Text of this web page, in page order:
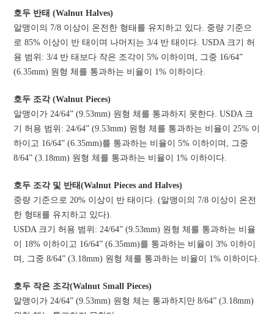
호두 반태 (Walnut Halves)
알맹이의 7/8 이상이 온전한 형태를 유지하고 있다. 중량 기준으
로 85% 이상이 반 태이며 나머지는 3/4 반 태이다. USDA 크기 허
용 범위: 3/4 반 태보다 작은 조각이 5% 이하이며, 그중 16/64”
(6.35mm) 원형 체를 통과하는 비율이 1% 이하이다.
호두 조각 (Walnut Pieces)
알맹이가 24/64” (9.53mm) 원형 체를 통과하지 못한다. USDA 크
기 허용 범위: 24/64” (9.53mm) 원형 체를 통과하는 비율이 25% 이
하이고 16/64” (6.35mm)를 통과하는 비율이 5% 이하이며, 그중
8/64” (3.18mm) 원형 체를 통과하는 비율이 1% 이하이다.
호두 조각 및 반태(Walnut Pieces and Halves)
중량 기준으로 20% 이상이 반 태이다. (알맹이의 7/8 이상이 온전
한 형태를 유지하고 있다).
USDA 크기 허용 범위: 24/64” (9.53mm) 원형 체를 통과하는 비율
이 18% 이하이고 16/64” (6.35mm)를 통과하는 비율이 3% 이하이
며, 그중 8/64” (3.18mm) 원형 체를 통과하는 비율이 1% 이하이다.
호두 작은 조각(Walnut Small Pieces)
알맹이가 24/64” (9.53mm) 원형 체는 통과하지만 8/64” (3.18mm)